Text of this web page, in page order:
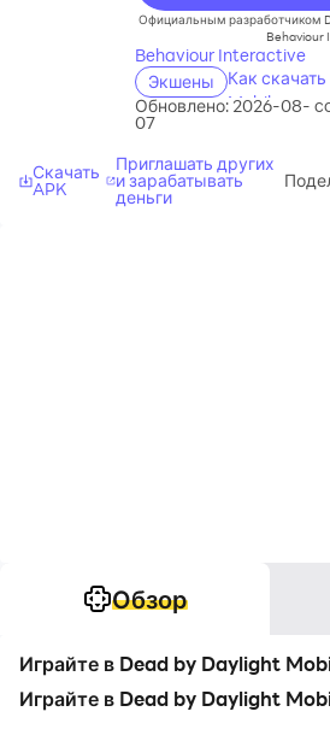
Официальным разработчиком
Behaviour
Behaviour Interactive
Экшены
Как
Mobile на
Обновлено: 2026-08-
07
Скачать
APK
Приглашать других
и зарабатывать
деньги
Обзор
Играйте в Dead by Daylight
Играйте в Dead by Daylight